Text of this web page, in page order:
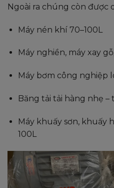
Ngoài ra chúng còn được
Máy nén khí 70–100L
Máy nghiền, máy xay
Máy bơm công nghiệp
Băng tải tải hàng nhẹ
Máy khuấy sơn, khuấy
100L